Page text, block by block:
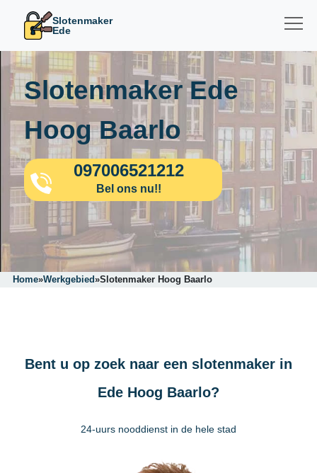
Slotenmaker
Ede
Slotenmaker Ede
Hoog Baarlo
097006521212
Bel ons nu!!
Home»Werkgebied»Slotenmaker Hoog Baarlo
Bent u op zoek naar een slotenmaker in
Ede Hoog Baarlo?
24-uurs nooddienst in de hele stad